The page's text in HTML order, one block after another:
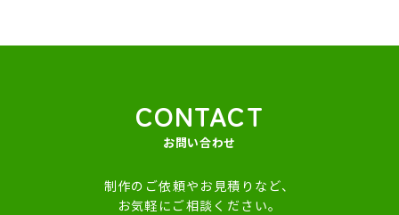
CONTACT
お問い合わせ
制作のご依頼やお見積りなど、
お気軽にご相談ください。